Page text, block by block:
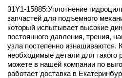
31Y1-15885:Уплотнение
запчастей для подъемного
который испытывает высокие
постоянного давления, трения,
узла постепенно изнашиваются.
необходимые детали для такого
можете в нашей компании по
работает доставка в